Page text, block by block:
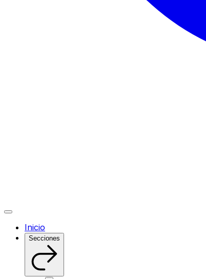
Inicio
Secciones